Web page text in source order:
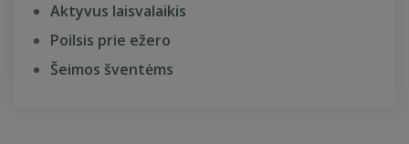
Aktyvus laisvalaikis
Poilsis prie ežero
Šeimos šventėms